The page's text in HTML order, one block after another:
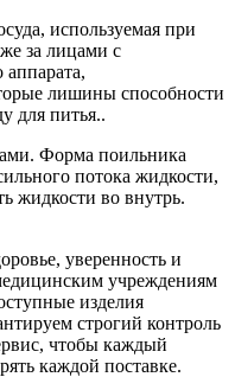
используемая при
за лицами с
лишины способности
для питья..
Форма поильника
потока жидкости,
жидкости во внутрь.
уверенность и
учреждениям
изделия
строгий контроль
чтобы каждый
каждой поставке.